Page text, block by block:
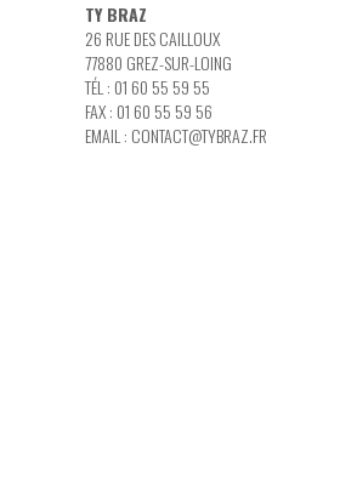
TY BRAZ
26 RUE DES CAILLOUX
77880 GREZ-SUR-LOING
TÉL : 01 60 55 59 55
FAX : 01 60 55 59 56
EMAIL : CONTACT@TYBRAZ.FR